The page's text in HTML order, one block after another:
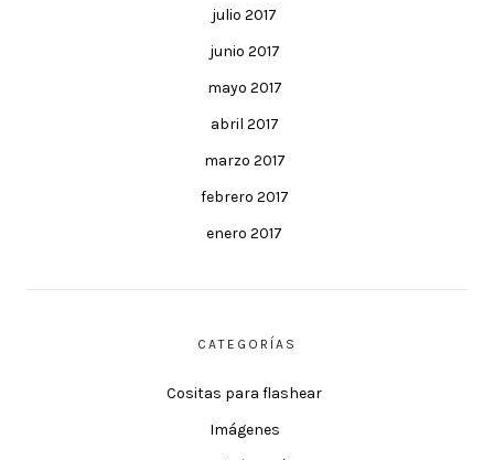
julio 2017
junio 2017
mayo 2017
abril 2017
marzo 2017
febrero 2017
enero 2017
CATEGORÍAS
Cositas para flashear
Imágenes